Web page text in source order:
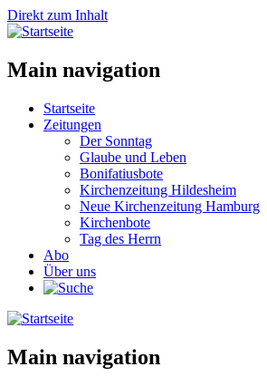
Direkt zum Inhalt
Main navigation
Startseite
Zeitungen
Der Sonntag
Glaube und Leben
Bonifatiusbote
Kirchenzeitung Hildesheim
Neue Kirchenzeitung Hamburg
Kirchenbote
Tag des Herrn
Abo
Über uns
Main navigation